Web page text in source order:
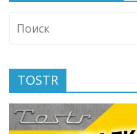
TOSTR